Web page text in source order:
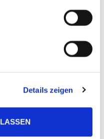
Details zeigen
funktionieren. Ansonsten
ist deshalb eine